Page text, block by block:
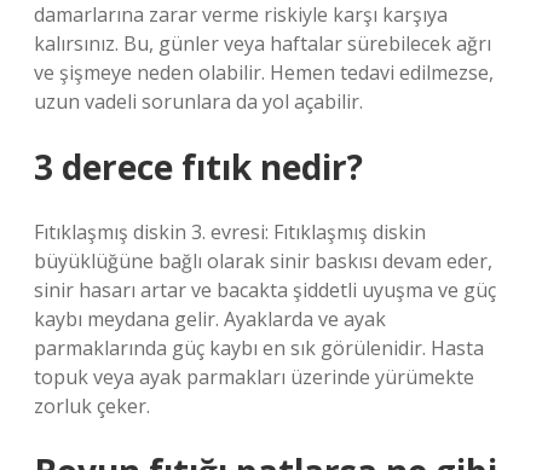
damarlarına zarar verme riskiyle karşı karşıya
kalırsınız. Bu, günler veya haftalar sürebilecek ağrı
ve şişmeye neden olabilir. Hemen tedavi edilmezse,
uzun vadeli sorunlara da yol açabilir.
3 derece fıtık nedir?
Fıtıklaşmış diskin 3. evresi: Fıtıklaşmış diskin
büyüklüğüne bağlı olarak sinir baskısı devam eder,
sinir hasarı artar ve bacakta şiddetli uyuşma ve güç
kaybı meydana gelir. Ayaklarda ve ayak
parmaklarında güç kaybı en sık görülenidir. Hasta
topuk veya ayak parmakları üzerinde yürümekte
zorluk çeker.